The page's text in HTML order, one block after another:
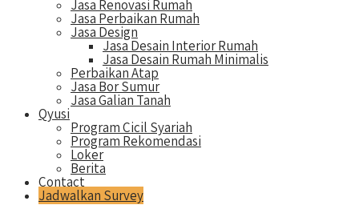
Jasa Renovasi Rumah
Jasa Perbaikan Rumah
Jasa Design
Jasa Desain Interior Rumah
Jasa Desain Rumah Minimalis
Perbaikan Atap
Jasa Bor Sumur
Jasa Galian Tanah
Qyusi
Program Cicil Syariah
Program Rekomendasi
Loker
Berita
Contact
Jadwalkan Survey